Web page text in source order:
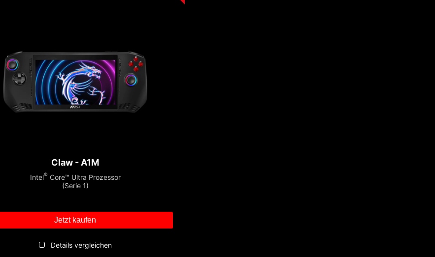
Claw - A1M
Intel®Core™ Ultra Prozessor
(Serie 1)
Jetzt kaufen
Details vergleichen